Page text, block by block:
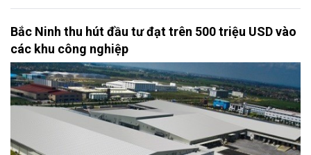
Bắc Ninh thu hút đầu tư đạt trên 500 triệu USD vào
các khu công nghiệp